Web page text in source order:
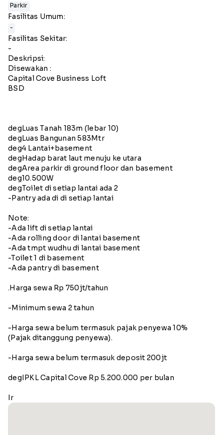
Parkir
Fasilitas Umum:
-
Fasilitas Sekitar:
-
Deskripsi:
Disewakan :
Capital Cove Business Loft
BSD
degLuas Tanah 183m (lebar 10)
degLuas Bangunan 583Mtr
deg4 Lantai+basement
degHadap barat laut menuju ke utara
degArea parkir di ground floor dan basement
deg10.500W
degToilet di setiap lantai ada 2
-Pantry ada di di setiap lantai
Note:
-Ada lift di setiap lantai
-Ada rolling door di lantai basement
-Ada tmpt wudhu di lantai basement
-Toilet 1 di basement
-Ada pantry di basement
.Harga sewa Rp 750jt/tahun
-Minimum sewa 2 tahun
-Harga sewa belum termasuk pajak penyewa 10%
(Pajak ditanggung penyewa).
-Harga sewa belum termasuk deposit 200jt
degIPKL Capital Cove Rp 5.200.000 per bulan
Ir